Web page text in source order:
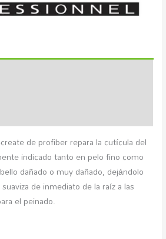
de profiber repara la cutícula del
indicado tanto en pelo fino como
dañado o muy dañado, dejándolo
de inmediato de la raíz a las
el peinado.